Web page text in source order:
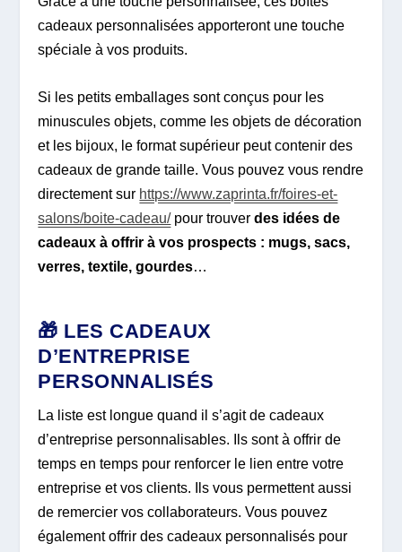
cadeaux personnalisées apporteront une touche
spéciale à vos produits.
Si les petits emballages sont conçus pour les
minuscules objets, comme les objets de décoration
et les bijoux, le format supérieur peut contenir des
cadeaux de grande taille. Vous pouvez vous rendre
directement sur https://www.zaprinta.fr/foires-et-
salons/boite-cadeau/pour trouver des idées de
cadeaux à offrir à vos prospects : mugs, sacs,
verres, textile, gourdes…
🎁 LES CADEAUX
D’ENTREPRISE
PERSONNALISÉS
La liste est longue quand il s’agit de cadeaux
d’entreprise personnalisables. Ils sont à offrir de
temps en temps pour renforcer le lien entre votre
entreprise et vos clients. Ils vous permettent aussi
de remercier vos collaborateurs. Vous pouvez
également offrir des cadeaux personnalisés pour